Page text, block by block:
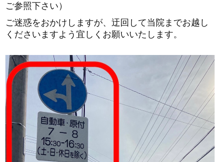
ご参照下さい）
ご迷惑をおかけしますが、迂回して当院までお越し
くださいますよう宜しくお願いいたします。